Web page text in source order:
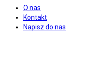
O nas
Kontakt
Napisz do nas